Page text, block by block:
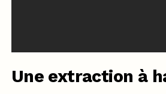
Une extraction à